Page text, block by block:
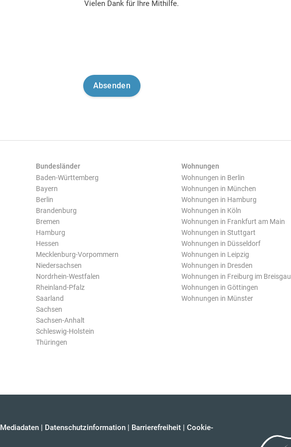
Vielen Dank für Ihre Mithilfe.
Bundesländer
Baden-Württemberg
Bayern
Berlin
Brandenburg
Bremen
Hamburg
Hessen
Mecklenburg-Vorpommern
Niedersachsen
Nordrhein-Westfalen
Rheinland-Pfalz
Saarland
Sachsen
Sachsen-Anhalt
Schleswig-Holstein
Thüringen
Wohnungen
Wohnungen in Berlin
Wohnungen in München
Wohnungen in Hamburg
Wohnungen in Köln
Wohnungen in Frankfurt am Main
Wohnungen in Stuttgart
Wohnungen in Düsseldorf
Wohnungen in Leipzig
Wohnungen in Dresden
Wohnungen in Freiburg im Breisgau
Wohnungen in Göttingen
Wohnungen in Münster
Mediadaten | Datenschutzinformation | Barrierefreiheit | Cookie-